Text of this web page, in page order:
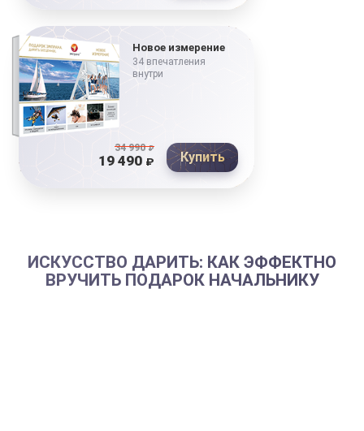
Новое измерение
34 впечатления
внутри
34 990₽
19 490 ₽ Купить
ИСКУССТВО ДАРИТЬ: КАК ЭФФЕКТНО
ВРУЧИТЬ ПОДАРОК НАЧАЛЬНИКУ